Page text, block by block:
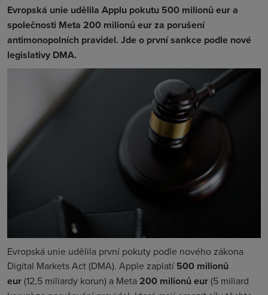
Evropská unie udělila Applu pokutu 500 milionů eur a
společnosti Meta 200 milionů eur za porušení
antimonopolních pravidel. Jde o první sankce podle nové
legislativy DMA.
Evropská unie udělila první pokuty podle nového zákona
Digital Markets Act (DMA). Apple zaplatí 500 milionů
eur(12,5 miliardy korun) a Meta200 milionů eur(5 miliard